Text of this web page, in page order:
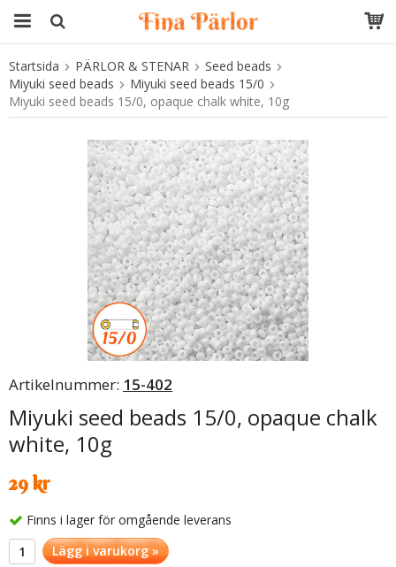
Produkten har blivit tillagd i varukorgen
Startsida PÄRLOR & STENAR
Seed beads
Miyuki seed beads
Miyuki seed beads 15/0
Miyuki seed beads 15/0, opaque chalk white, 10g
Artikelnummer: 15-402
Miyuki seed beads 15/0, opaque chalk
white, 10g
29 kr
Finns i lager för omgående leverans
Lägg i varukorg »